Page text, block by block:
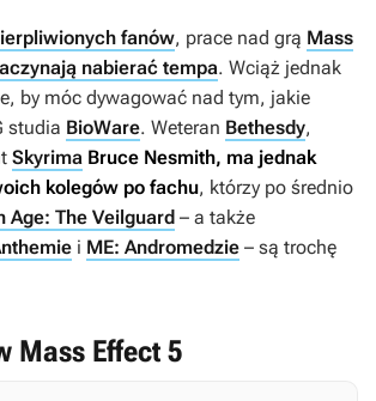
fanów, prace nad grą Mass
nabierać tempa. Wciąż jednak
by móc dywagować nad tym, jakie
studia BioWare. Weteran Bethesdy,
Skyrima Bruce Nesmith, ma jednak
kolegów po fachu, którzy po średnio
Age: The Veilguard – a także
i ME: Andromedzie – są trochę
Mass Effect 5